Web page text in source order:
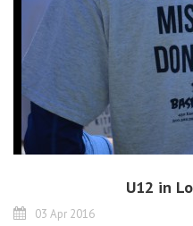
U12 in
03 Apr 2016